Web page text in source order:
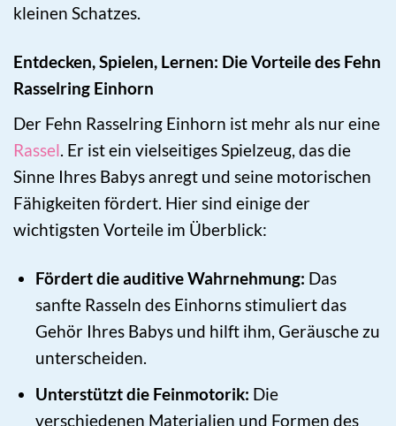
kleinen Schatzes.
Entdecken, Spielen, Lernen: Die Vorteile des Fehn
Rasselring Einhorn
Der Fehn Rasselring Einhorn ist mehr als nur eine
Rassel. Er ist ein vielseitiges Spielzeug, das die
Sinne Ihres Babys anregt und seine motorischen
Fähigkeiten fördert. Hier sind einige der
wichtigsten Vorteile im Überblick:
Fördert die auditive Wahrnehmung: Das
sanfte Rasseln des Einhorns stimuliert das
Gehör Ihres Babys und hilft ihm, Geräusche zu
unterscheiden.
Unterstützt die Feinmotorik: Die
verschiedenen Materialien und Formen des